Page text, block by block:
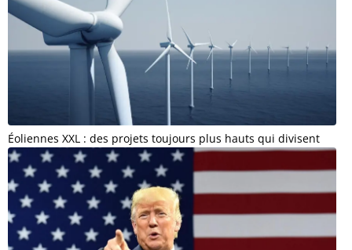
Éoliennes XXL : des projets toujours plus hauts qui divisent